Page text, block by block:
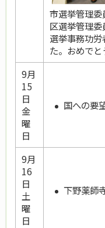
市選挙管理
区選挙管理
選挙事務功
た。おめでと
9月
15
日
金
曜
日
国への要
9月
16
日
土
曜
日
下野薬師